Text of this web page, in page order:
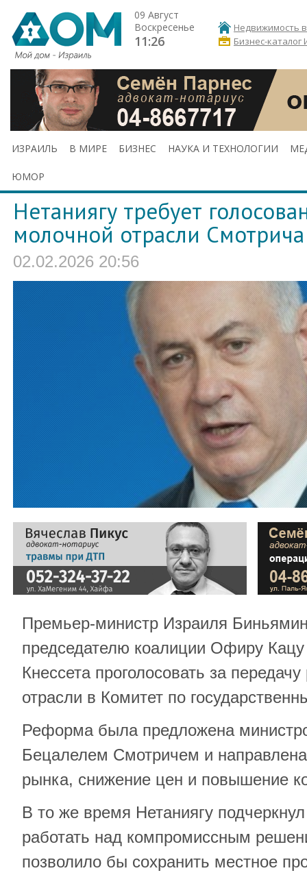
09 Август
Воскресенье
11:26
Недвижимость
Бизнес-каталог
ИЗРАИЛЬ В МИРЕ БИЗНЕС НАУКА И ТЕХНОЛОГИИ
ЮМОР
Нетаниягу требует
молочной отрасли Смотрича
02.02.2026 20:56
Премьер-министр Израиля
председателю коалиции Офиру
Кнессета проголосовать за
отрасли в Комитет по
Реформа была предложена
Бецалелем Смотричем и
рынка, снижение цен и повышение
В то же время Нетаниягу
работать над компромиссным
позволило бы сохранить местное